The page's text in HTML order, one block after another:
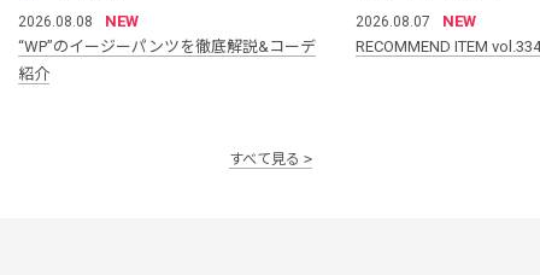
2026.08.08
NEW
“WP”のイージーパンツを徹底解説&コーデ
紹介
2026.08.07
NEW
RECOMMEND ITEM vol.334
すべて見る